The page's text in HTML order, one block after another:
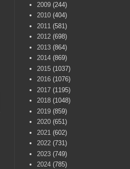
2009 (244)
2010 (404)
2011 (581)
2012 (698)
2013 (864)
2014 (869)
2015 (1037)
2016 (1076)
2017 (1195)
2018 (1048)
2019 (859)
2020 (651)
2021 (602)
2022 (731)
2023 (749)
2024 (785)